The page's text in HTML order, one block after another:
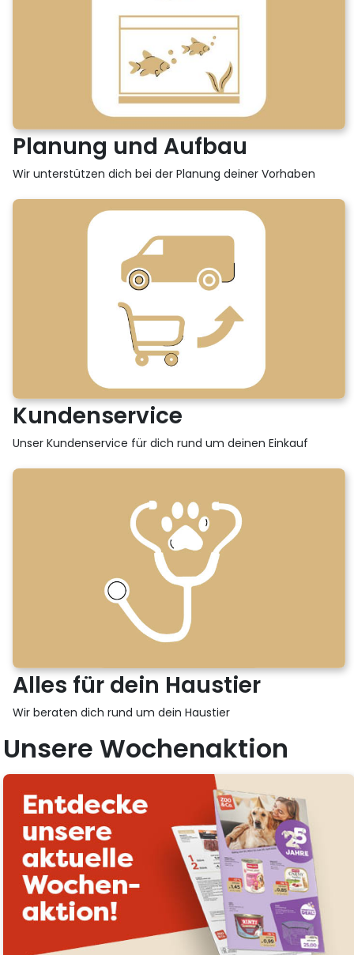
Planung und Aufbau
Wir unterstützen dich bei der Planung deiner Vorhaben
Kundenservice
Unser Kundenservice für dich rund um deinen Einkauf
Alles für dein Haustier
Wir beraten dich rund um dein Haustier
Unsere Wochenaktion